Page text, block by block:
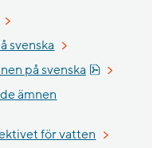
Länk till annan webbplats.
svenska Länk till annan
på svenska
Pdf, 927.1
ämnen
webbplats, öppnas i nytt
för vatten Länk till